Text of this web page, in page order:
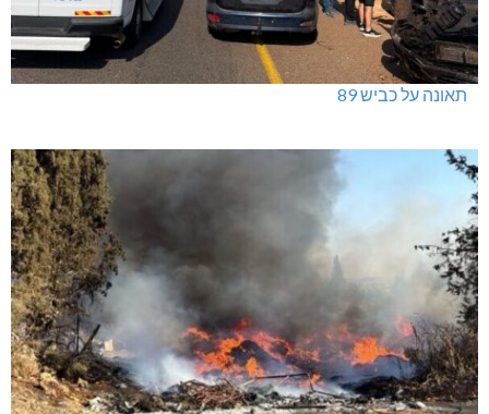
תאונה על כביש 89